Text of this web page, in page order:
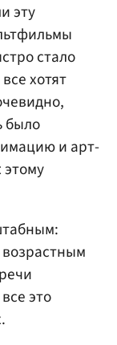
эту
стало
хотят
было
и арт-
этому
это